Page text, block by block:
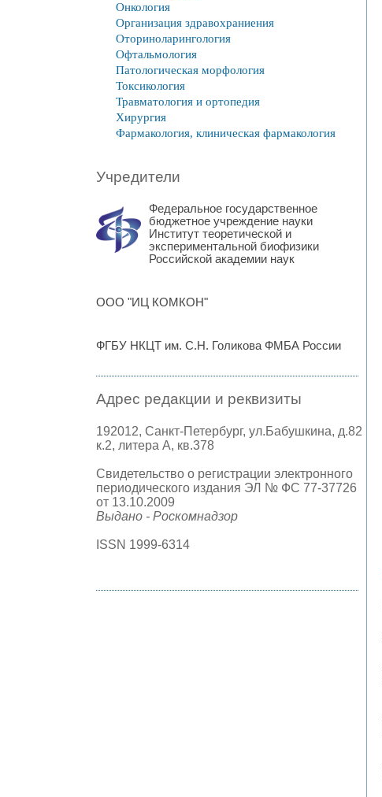
Онкология
Организация здравохраниения
Оториноларингология
Офтальмология
Патологическая морфология
Токсикология
Травматология и ортопедия
Хирургия
Фармакология, клиническая фармакология
Учредители
Федеральное государственное
бюджетное учреждение науки
Институт теоретической и
экспериментальной биофизики
Российской академии наук
ООО "ИЦ КОМКОН"
ФГБУ НКЦТ им. С.Н. Голикова ФМБА России
Адрес редакции и реквизиты
192012, Санкт-Петербург, ул.Бабушкина, д.82
к.2, литера А, кв.378
Свидетельство о регистрации электронного
периодического издания ЭЛ № ФС 77-37726
от 13.10.2009
Выдано - Роскомнадзор
ISSN 1999-6314